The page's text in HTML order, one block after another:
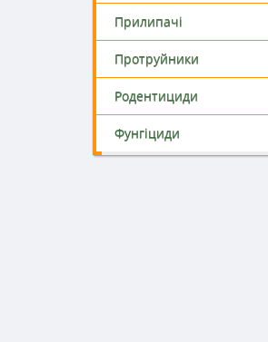
Прилипачі
Протруйники
Родентициди
Фунгіциди